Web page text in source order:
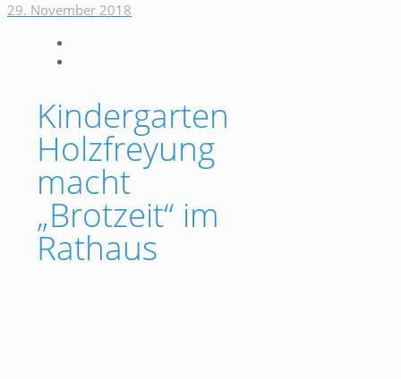
29. November 2018
Kindergarten
Holzfreyung
macht
„Brotzeit“ im
Rathaus